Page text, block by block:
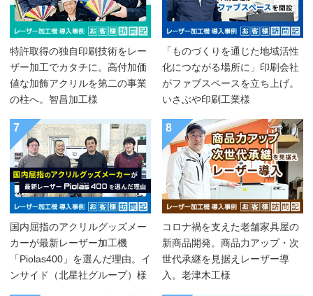
特許取得の独自印刷技術をレー
ザー加工でカタチに。高付加価
値な加飾アクリルを第二の事業
の柱へ。智昌加工様
「ものづくりを通じた地域活性
化につながる場所に」印刷会社
がファブスペースを立ち上げ。
いさぶや印刷工業様
7
国内屈指のアクリルグッズメー
カーが最新レーザー加工機
「Piolas400」を選んだ理由。イ
ンサイド（北星社グループ）様
8
コロナ禍を支えた老舗家具屋の
新商品開発。商品力アップ・次
世代承継を見据えレーザー導
入。老津木工様